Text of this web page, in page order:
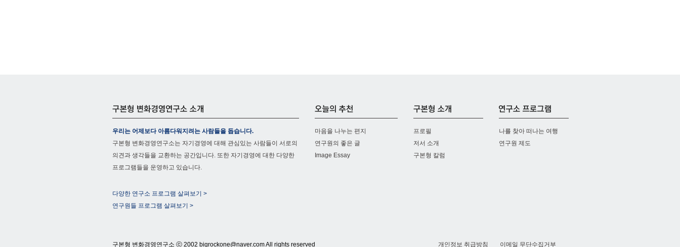
우리는 어제보다 아름다워지려는 사람들을 돕습니다.
구본형 변화경영연구소는 자기경영에 대해 관심있는 사람들이 서로의
의견과 생각들을 교환하는 공간입니다. 또한 자기경영에 대한 다양한
프로그램들을 운영하고 있습니다.
다양한 연구소 프로그램 살펴보기 >
연구원들 프로그램 살펴보기 >
마음을 나누는 편지
연구원의 좋은 글
Image Essay
프로필
저서 소개
구본형 칼럼
나를 찾아 떠나는 여행
연구원 제도
개인정보 취급방침 이메일 무단수집거부
구본형 변화경영연구소 ⓒ 2002 bigrockone@naver.com All rights reserved